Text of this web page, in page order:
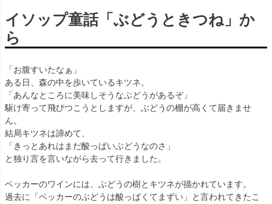
イソップ童話「ぶどうときつね」か
ら
「お腹すいたなぁ」
ある日、森の中を歩いているキツネ。
「あんなところに美味しそうなぶどうがあるぞ」
駆け寄って飛びつこうとしますが、ぶどうの棚が高くて届きませ
ん。
結局キツネは諦めて、
「きっとあれはまだ酸っぱいぶどうなのさ」
と独り言を言いながら去って行きました。
ベッカーのワインには、ぶどうの樹とキツネが描かれています。
過去に「ベッカーのぶどうは酸っぱくてまずい」と言われてきたこ